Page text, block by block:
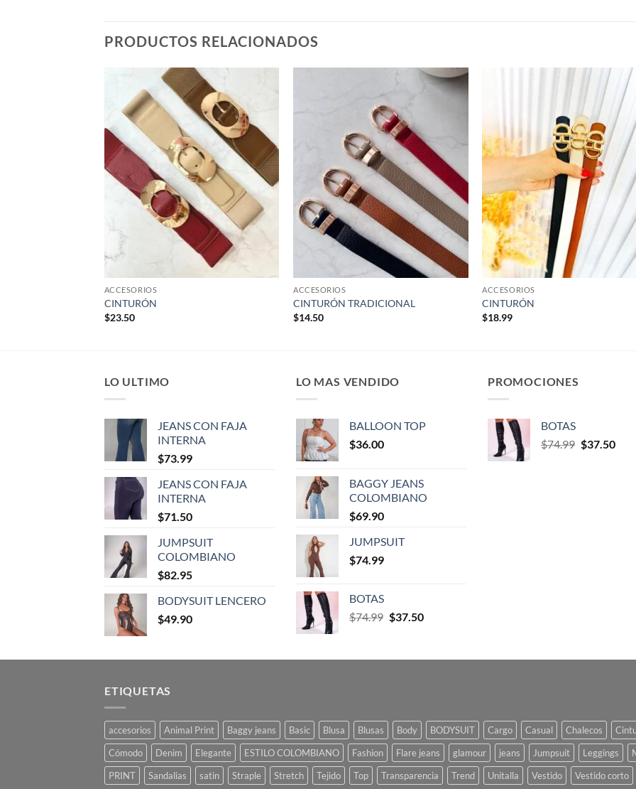
PRODUCTOS RELACIONADOS
Añadir
lista de
deseos
ACCESORIOS
CINTURÓN
$23.50
ACCESORIOS
CINTURÓN TRADICIONAL
$14.50
ACCESORIOS
CINTURÓN
$18.99
LO ULTIMO
JEANS CON FAJA
INTERNA
$73.99
JEANS CON FAJA
INTERNA
$71.50
JUMPSUIT
COLOMBIANO
$82.95
BODYSUIT LENCERO
$49.90
LO MAS VENDIDO
BALLOON TOP
$36.00
BAGGY JEANS
COLOMBIANO
$69.90
JUMPSUIT
$74.99
BOTAS
$74.99 $37.50
PROMOCIONES
BOTAS
$74.99 $37.50
ETIQUETAS
accesorios Animal Print Baggy jeans Basic Blusa Blusas Body BODYSUIT Cargo Casual Chalecos
Cómodo
Denim Elegante ESTILO COLOMBIANO Fashion Flare jeans glamour jeans Jumpsuit Leggings
PRINT
Sandalias satin Straple Stretch Tejido Top Transparencia Trend Unitalla Vestido Vestido corto